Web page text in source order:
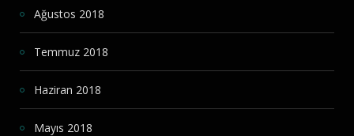
Ağustos 2018
Temmuz 2018
Haziran 2018
Mayıs 2018